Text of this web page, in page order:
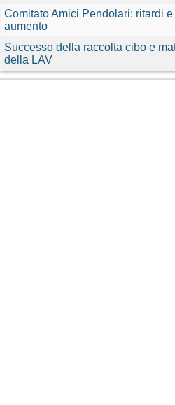
Comitato Amici Pendolari: ritardi
aumento
Successo della raccolta cibo e
della LAV